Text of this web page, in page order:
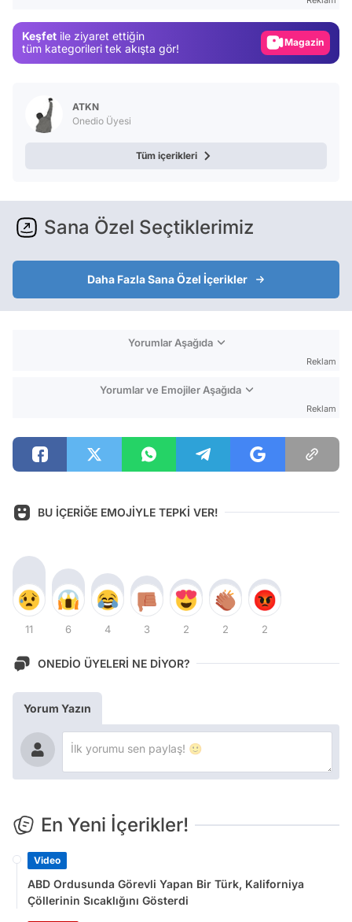
Keşfet ile ziyaret ettiğin
tüm kategorileri tek akışta gör!
Magazin
ATKN
Onedio Üyesi
Tüm içerikleri
Sana Özel Seçtiklerimiz
Daha Fazla Sana Özel İçerikler
Yorumlar Aşağıda
Reklam
Yorumlar ve Emojiler Aşağıda
Reklam
BU İÇERİĞE EMOJİYLE TEPKİ VER!
11 6 4 3 2 2 2
ONEDİO ÜYELERİ NE DİYOR?
Yorum Yazın
En Yeni İçerikler!
Video
ABD Ordusunda Görevli Yapan Bir Türk, Kaliforniya
Çöllerinin Sıcaklığını Gösterdi